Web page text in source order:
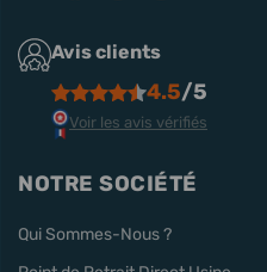
Avis clients
4.5/5
Voir les avis vérifiés
NOTRE SOCIÉTÉ
Qui Sommes-Nous ?